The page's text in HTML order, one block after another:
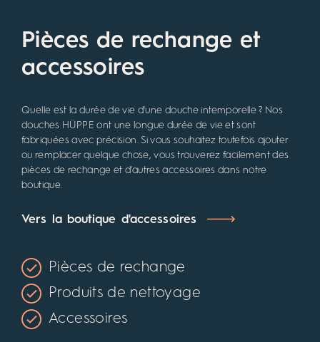
Pièces de rechange et
accessoires
Quelle est la durée de vie d'une douche intemporelle ? Nos
douches HÜPPE ont une longue durée de vie et sont
fabriquées avec précision. Si vous souhaitez toutefois ajouter
ou remplacer quelque chose, vous trouverez facilement des
pièces de rechange et d'autres accessoires dans notre
boutique.
Vers la boutique d'accessoires
Pièces de rechange
Produits de nettoyage
Accessoires